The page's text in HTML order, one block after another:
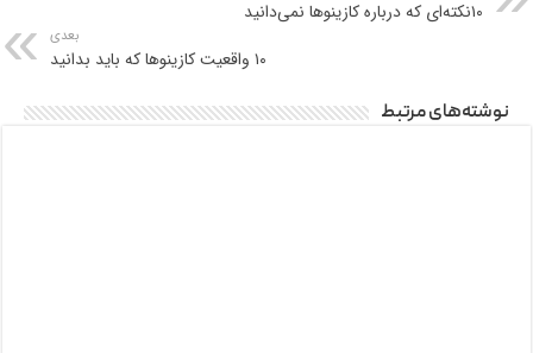
۱۰نکته‌ای که درباره کازینوها نمی‌دانید
بعدی
۱۰ واقعیت کازینوها که باید بدانید
نوشته‌های مرتبط